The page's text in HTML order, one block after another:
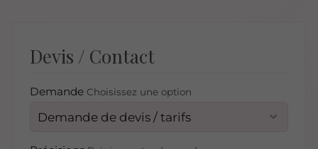
Devis / Contact
Demande Choisissez une option